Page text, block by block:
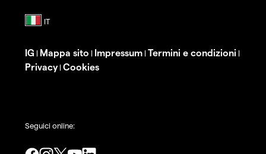
IG | Mappa sito | Impressum | Termini e condizioni |
Privacy| Cookies
Seguici online: